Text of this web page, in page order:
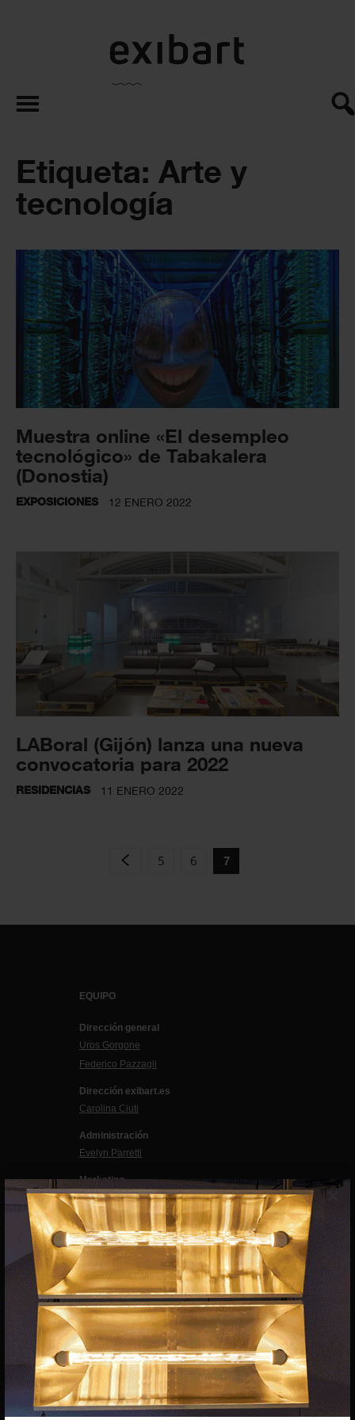
×
exibart.es
Etiqueta: Arte y
tecnología
Muestra online «El desempleo
tecnológico» de Tabakalera
(Donostia)
EXPOSICIONES 12 ENERO 2022
LABoral (Gijón) lanza una nueva
convocatoria para 2022
RESIDENCIAS 11 ENERO 2022
5 6 7
EQUIPO
Dirección general
Uros Gorgone
Federico Pazzagli
Dirección exibart.es
Carolina Ciuti
Administración
Evelyn Parretti
Marketing
Francesca Grismondi
Programación y diseño web
Giovanni Costante
Marcello Moi
EXIBART SPAIN, S.L.U.
AVINGUDA ROMA, 12